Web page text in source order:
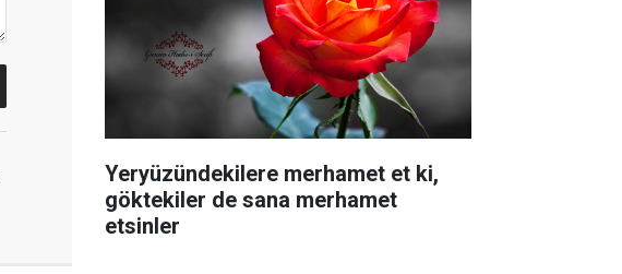
Yeryüzündekilere merhamet et ki,
göktekiler de sana merhamet
etsinler